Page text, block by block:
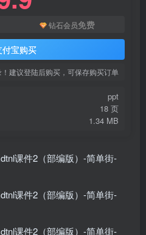
钻石会员免费
付宝购买
建议登陆后购买，可保存购买订单
ppt
18 页
1.34 MB